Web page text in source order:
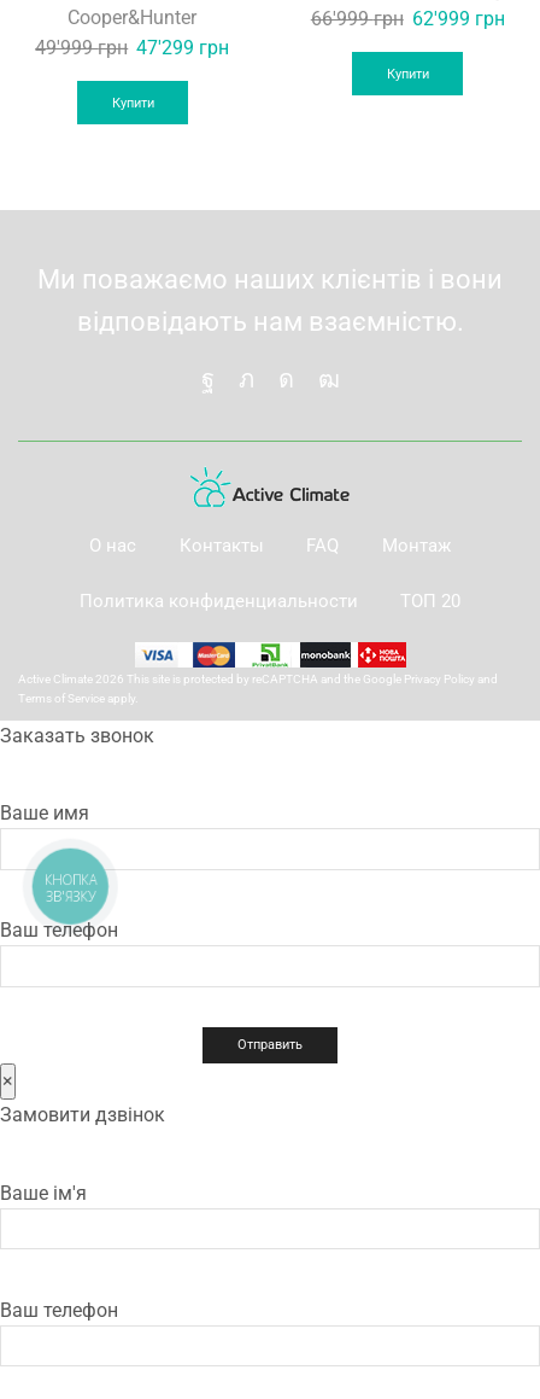
Cooper&Hunter
49'999грн Original
was:
47'299 грн
Купити
66'999грн Original
was:
62'999 грн
Купити
Ми поважаємо наших клієнтів і вони
відповідають нам взаємністю.
О нас Контакты FAQ Монтаж
Политика конфиденциальности ТОП 20
Active Climate 2026 This site is protected by reCAPTCHA and the Google Privacy Policy and
Terms of Service apply.
Заказать звонок
Ваше имя
Ваш телефон
×
Замовити дзвінок
Ваше ім'я
Ваш телефон
КНОПКА
ЗВ'ЯЗКУ